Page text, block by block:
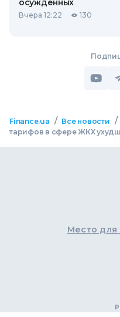
осужденных
Вчера 12:22 130
Finance.ua / Все новости /
тарифов в сфере ЖКХ
Место